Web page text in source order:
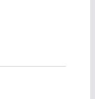
e
i